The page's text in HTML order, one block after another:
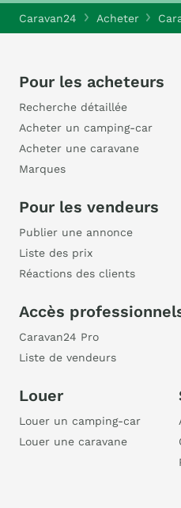
Caravan24 Acheter
Pour les acheteurs
Recherche détaillée
Acheter un camping-car
Acheter une caravane
Marques
Pour les vendeurs
Publier une annonce
Liste des prix
Réactions des clients
Accès
Caravan24 Pro
Liste de vendeurs
Louer
Louer un camping-car
Louer une caravane